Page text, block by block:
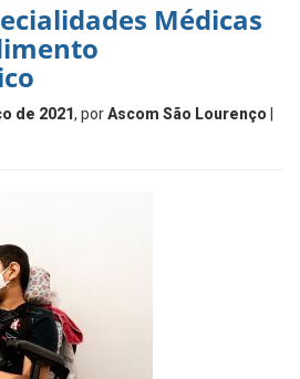
Médicas
de 2021, porAscom São Lourenço